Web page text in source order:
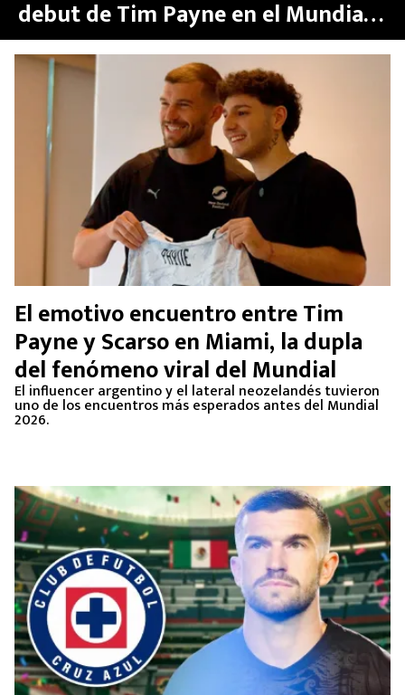
debut de Tim Payne en el Mundial
2026
El emotivo encuentro entre Tim
Payne y Scarso en Miami, la dupla
del fenómeno viral del Mundial
El influencer argentino y el lateral neozelandés tuvieron
uno de los encuentros más esperados antes del Mundial
2026.